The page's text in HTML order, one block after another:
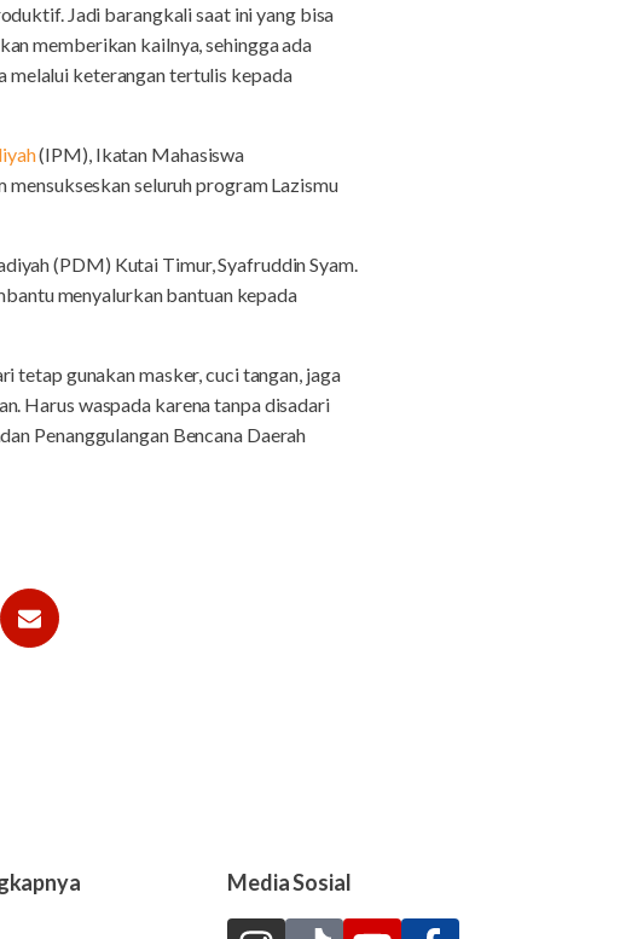
Jadi barangkali saat ini yang bisa
memberikan kailnya, sehingga ada
melalui keterangan tertulis kepada
(IPM), Ikatan Mahasiswa
seluruh program Lazismu
(PDM) Kutai Timur, Syafruddin Syam.
menyalurkan bantuan kepada
gunakan masker, cuci tangan, jaga
Harus waspada karena tanpa disadari
Penanggulangan Bencana Daerah
Media Sosial